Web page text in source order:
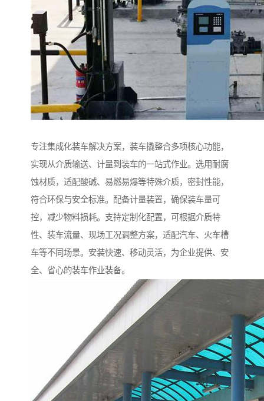
专注集成化装车解决方案，装车撬整合多项核心功能，
实现从介质输送、计量到装车的一站式作业。选用耐腐
蚀材质，适配酸碱、易燃易爆等特殊介质，密封性能，
符合环保与安全标准。配备计量装置，确保装车量可
控，减少物料损耗。支持定制化配置，可根据介质特
性、装车流量、现场工况调整方案，适配汽车、火车槽
车等不同场景。安装快速、移动灵活，为企业提供、安
全、省心的装车作业装备。